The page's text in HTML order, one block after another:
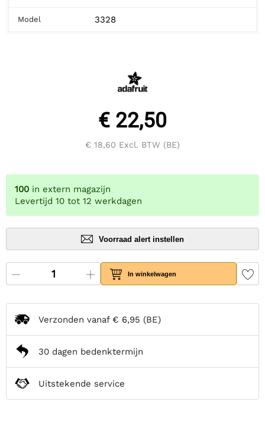
Model 3328
€ 22,50
€ 18,60 Excl. BTW (BE)
100 in extern magazijn
Levertijd 10 tot 12 werkdagen
Voorraad alert instellen
In winkelwagen
Verzonden vanaf € 6,95 (BE)
30 dagen bedenktermijn
Uitstekende service